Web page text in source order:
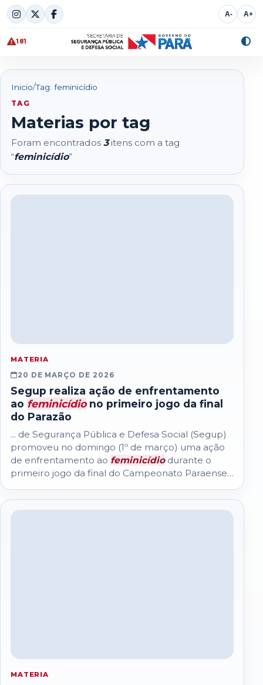
Skip
to
content
A- A+
181
Inicio/Tag: feminicídio
TAG
Materias por tag
Foram encontrados 3itens com a tag
“feminicídio”
MATERIA
20 DE MARÇO DE 2026
Segup realiza ação de enfrentamento
ao feminicídiono primeiro jogo da final
do Parazão
... de Segurança Pública e Defesa Social (Segup)
promoveu no domingo (1º de março) uma ação
de enfrentamento ao feminicídiodurante o
primeiro jogo da final do Campeonato Paraense
MATERIA